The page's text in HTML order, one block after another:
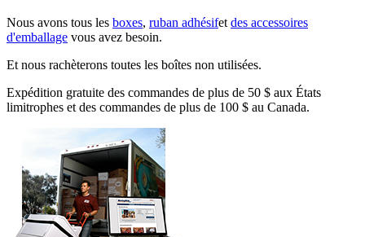
Nous avons tous les boxes, ruban adhésifet des accessoires
d'emballage vous avez besoin.
Et nous rachèterons toutes les boîtes non utilisées.
Expédition gratuite des commandes de plus de 50 $ aux États
limitrophes et des commandes de plus de 100 $ au Canada.